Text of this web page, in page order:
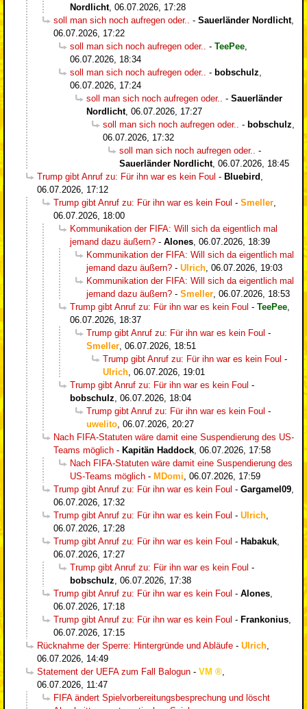
Nordlicht, 06.07.2026, 17:28
soll man sich noch aufregen oder..
- Sauerländer Nordlicht,
06.07.2026, 17:22
soll man sich noch aufregen oder..
- TeePee
06.07.2026, 18:34
soll man sich noch aufregen oder..
- bobschulz
06.07.2026, 17:24
soll man sich noch aufregen oder..
- Sauerländer
Nordlicht, 06.07.2026, 17:27
soll man sich noch aufregen oder..
- bobschulz
06.07.2026, 17:32
soll man sich noch aufregen oder..
-
Sauerländer Nordlicht, 06.07.2026, 18:45
Trump gibt Anruf zu: Für ihn war es kein Foul - Bluebird
06.07.2026, 17:12
Trump gibt Anruf zu: Für ihn war es kein Foul - Smeller
06.07.2026, 18:00
Kommunikation der FIFA: Will sich da eigentlich mal
jemand dazu äußern? - Alones 06.07.2026, 18:39
Kommunikation der FIFA: Will sich da eigentlich mal
jemand dazu äußern? - Ulrich 06.07.2026, 19:03
Kommunikation der FIFA: Will sich da eigentlich mal
jemand dazu äußern? - Smeller 06.07.2026, 18:53
Trump gibt Anruf zu: Für ihn war es kein Foul - TeePee
06.07.2026, 18:37
Trump gibt Anruf zu: Für ihn war es kein Foul -
Smeller 06.07.2026, 18:51
Trump gibt Anruf zu: Für ihn war es kein Foul -
Ulrich 06.07.2026, 19:01
Trump gibt Anruf zu: Für ihn war es kein Foul -
bobschulz 06.07.2026, 18:04
Trump gibt Anruf zu: Für ihn war es kein Foul -
uwelito 06.07.2026, 20:27
Nach FIFA-Statuten wäre damit eine Suspendierung des US-
Teams möglich - Kapitän Haddock 06.07.2026, 17:58
Nach FIFA-Statuten wäre damit eine Suspendierung des
US-Teams möglich - MDomi 06.07.2026, 17:59
Trump gibt Anruf zu: Für ihn war es kein Foul - Gargamel09
06.07.2026, 17:32
Trump gibt Anruf zu: Für ihn war es kein Foul - Ulrich
06.07.2026, 17:28
Trump gibt Anruf zu: Für ihn war es kein Foul - Habakuk
06.07.2026, 17:27
Trump gibt Anruf zu: Für ihn war es kein Foul -
bobschulz 06.07.2026, 17:38
Trump gibt Anruf zu: Für ihn war es kein Foul - Alones
06.07.2026, 17:18
Trump gibt Anruf zu: Für ihn war es kein Foul - Frankonius
06.07.2026, 17:15
Rücknahme der Sperre: Hintergründe und Abläufe - Ulrich
06.07.2026, 14:49
Statement der UEFA zum Fall Balogun - VM
06.07.2026, 11:47
FIFA ändert Spielvorbereitungsbesprechung und löscht